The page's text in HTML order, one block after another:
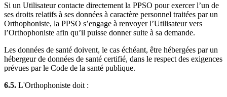
Si un Utilisateur contacte directement la PPSO pour exercer l’un de
ses droits relatifs à ses données à caractère personnel traitées par un
Orthophoniste, la PPSO s’engage à renvoyer l’Utilisateur vers
l’Orthophoniste afin qu’il puisse donner suite à sa demande.
Les données de santé doivent, le cas échéant, être hébergées par un
hébergeur de données de santé certifié, dans le respect des exigences
prévues par le Code de la santé publique.
6.5. L'Orthophoniste doit :